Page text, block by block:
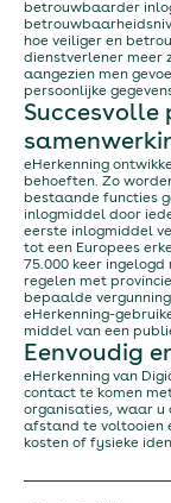
betrouwbaarder
hoe veiliger en
dienstverlener meer
aangezien men
persoonlijke
eHerkenning
behoeften. Zo
bestaande functies
inlogmiddel door
eerste inlogmiddel
tot een Europees
75.000 keer
regelen met
bepaalde
eHerkenning-
middel van een
Eenvoudig
eHerkenning van
contact te komen
organisaties, waar u
afstand te voltooien
kosten of fysieke